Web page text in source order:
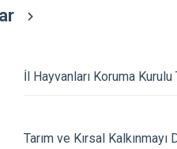
Lice
İl Hayvanları Koruma Kurulu
Tarım ve Kırsal